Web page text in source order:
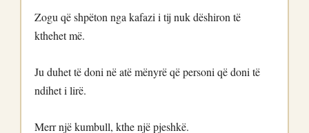
Zogu që shpëton nga kafazi i tij nuk dëshiron të
kthehet më.
Ju duhet të doni në atë mënyrë që personi që doni të
ndihet i lirë.
Merr një kumbull, kthe një pjeshkë.